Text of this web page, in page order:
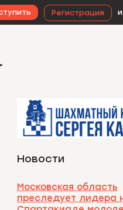
Регистрация
Новости
Московская область
преследует лидера